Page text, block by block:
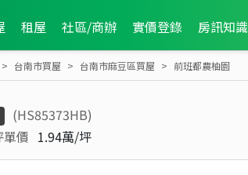
租屋 社區/商辦 實價登錄 房訊知識
台南市買屋 台南市麻豆區買屋 前班都農柚園
(HS85373HB)
單價 1.94萬/坪